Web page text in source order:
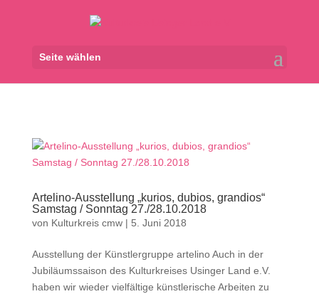
Seite wählen
Artelino-Ausstellung „kurios, dubios, grandios“
Samstag / Sonntag 27./28.10.2018
von Kulturkreis cmw| 5. Juni 2018
Ausstellung der Künstlergruppe artelino Auch in der
Jubiläumssaison des Kulturkreises Usinger Land e.V.
haben wir wieder vielfältige künstlerische Arbeiten zu